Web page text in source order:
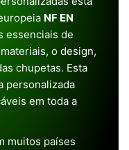
NF EN
essenciais de
o design,
chupetas. Esta
personalizada
em toda a
muitos países